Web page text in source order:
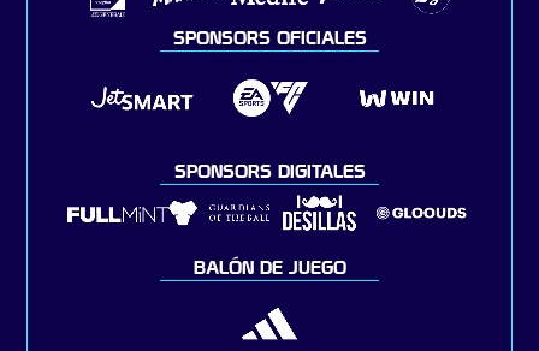
SPONSORS OFICIALES
SPONSORS DIGITALES
BALÓN DE JUEGO